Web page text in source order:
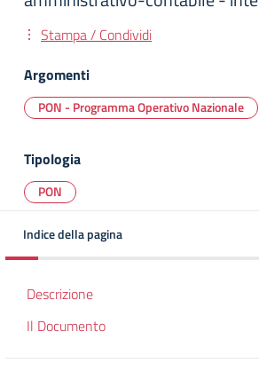
Stampa / Condividi
Argomenti
PON - Programma Operativo Nazionale
Tipologia
PON
Indice della pagina
Descrizione
Il Documento